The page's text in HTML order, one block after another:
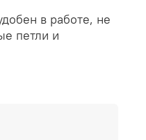
в работе, не
петли и
- пластик.
пледы, игрушки